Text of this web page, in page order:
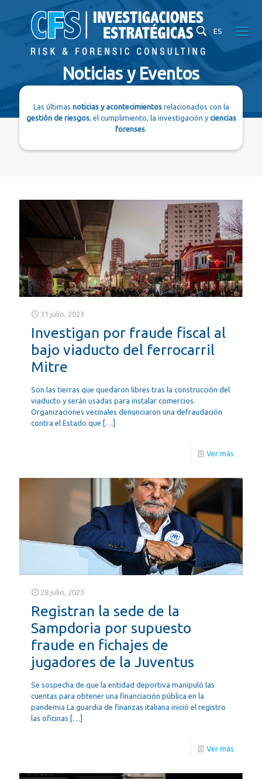
ES
Noticias y Eventos
Las últimas noticias y acontecimientosrelacionados con la
gestión de riesgos, el cumplimiento, la investigación yciencias
forenses.
31 julio, 2023
Investigan por fraude fiscal al
bajo viaducto del ferrocarril
Mitre
Son las tierras que quedaron libres tras la construcción del
viaducto y serán usadas para instalar comercios.
Organizaciones vecinales denunciaron una defraudación
contra el Estado que […]
Ver más
28 julio, 2023
Registran la sede de la
Sampdoria por supuesto
fraude en fichajes de
jugadores de la Juventus
Se sospecha de que la entidad deportiva manipuló las
cuentas para obtener una financiación pública en la
pandemia La guardia de finanzas italiana inició el registro
las oficinas […]
Ver más